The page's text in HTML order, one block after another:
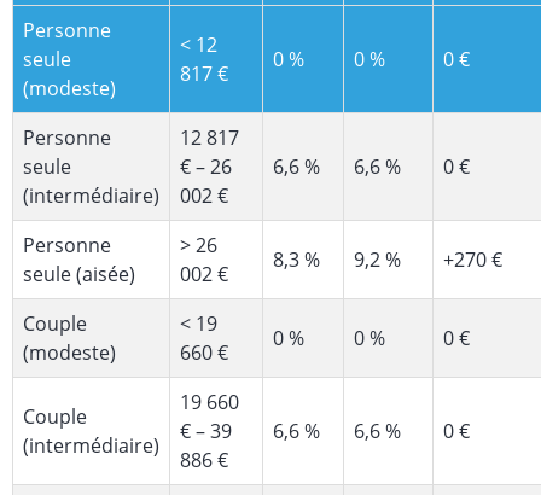
Personne
seule
(modeste)
< 12
817 €
0 % 0 % 0 €
Personne
seule
(intermédiaire)
12 817
€ – 26
002 €
6,6 % 6,6 % 0 €
Personne
seule (aisée)
> 26
002 €
8,3 % 9,2 % +270 €
Couple
(modeste)
< 19
660 €
0 % 0 % 0 €
Couple
(intermédiaire)
19 660
€ – 39
886 €
6,6 % 6,6 % 0 €